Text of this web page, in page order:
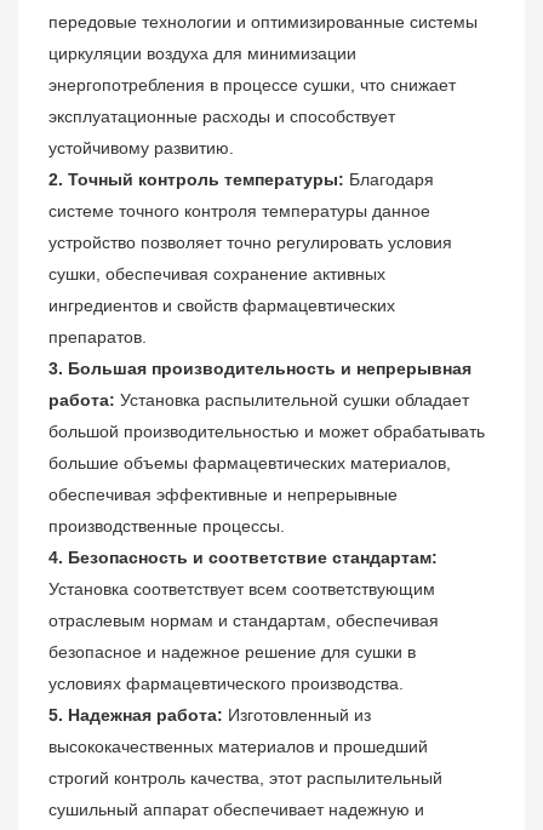
передовые технологии и оптимизированные системы
циркуляции воздуха для минимизации
энергопотребления в процессе сушки, что снижает
эксплуатационные расходы и способствует
устойчивому развитию.
2. Точный контроль температуры: Благодаря
системе точного контроля температуры данное
устройство позволяет точно регулировать условия
сушки, обеспечивая сохранение активных
ингредиентов и свойств фармацевтических
препаратов.
3. Большая производительность и непрерывная
работа: Установка распылительной сушки обладает
большой производительностью и может обрабатывать
большие объемы фармацевтических материалов,
обеспечивая эффективные и непрерывные
производственные процессы.
4. Безопасность и соответствие стандартам:
Установка соответствует всем соответствующим
отраслевым нормам и стандартам, обеспечивая
безопасное и надежное решение для сушки в
условиях фармацевтического производства.
5. Надежная работа: Изготовленный из
высококачественных материалов и прошедший
строгий контроль качества, этот распылительный
сушильный аппарат обеспечивает надежную и